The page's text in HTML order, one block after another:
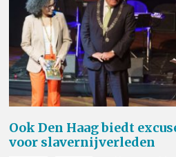
Ook Den Haag biedt
voor slavernijverleden